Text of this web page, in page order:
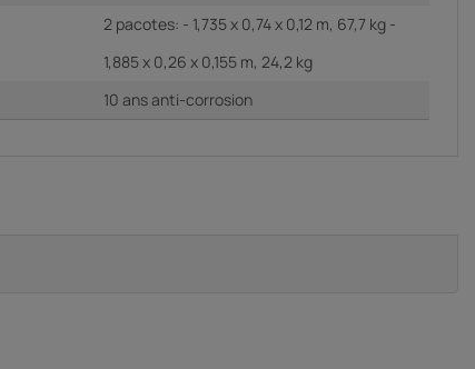
2 pacotes: - 1,735 x 0,74 x 0,12 m, 67,7 kg -
1,885 x 0,26 x 0,155 m, 24,2 kg
10 ans anti-corrosion